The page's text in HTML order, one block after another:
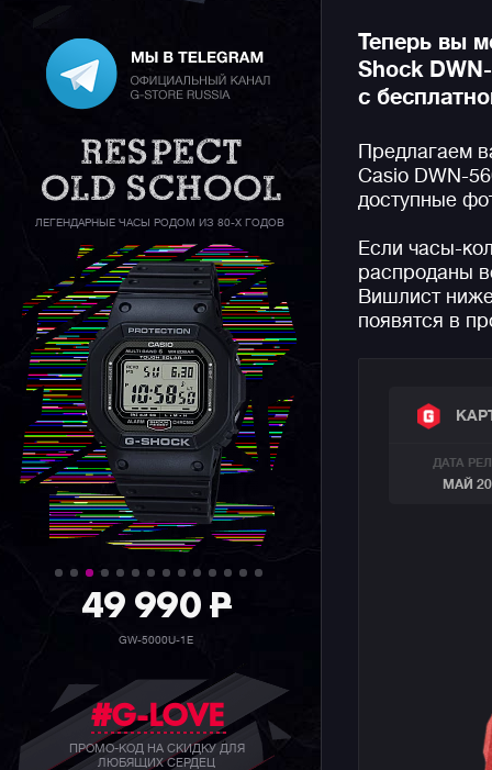
ЛЕГЕНДАРНЫЕ ЧАСЫ РОДОМ ИЗ 80-Х ГОДОВ
36 990P
GW-5000HS-1E
#G-LOVE
ПРОМО-КОД НА СКИДКУ ДЛЯ
ЛЮБЯЩИХ СЕРДЕЦ
Теперь вы
Shock
с
Предлагаем
Casio DWN-
доступные
Если часы-
распроданы
Вишлист
появятся в
ДАТА
МАЙ